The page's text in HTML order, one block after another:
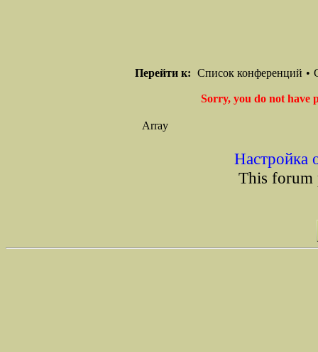
Перейти к: Список конференций •
Sorry, you do not have
Array
Настройка
This